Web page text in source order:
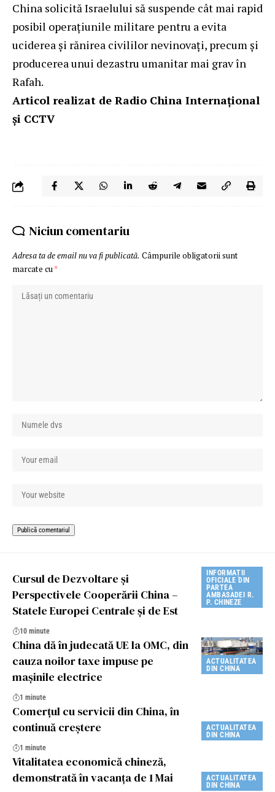
China solicită Israelului să suspende cât mai rapid
posibil operațiunile militare pentru a evita
uciderea și rănirea civililor nevinovați, precum și
producerea unui dezastru umanitar mai grav în
Rafah.
Articol realizat de Radio China Internațional
și CCTV
Niciun comentariu
Adresa ta de email nu va fi publicată. Câmpurile obligatorii sunt
marcate cu*
INFORMAȚII
OFICIALE DIN
PARTEA
AMBASADEI R.
P. CHINEZE
Cursul de Dezvoltare și
Perspectivele Cooperării China –
Statele Europei Centrale şi de Est
10 minute
ACTUALITATEA
DIN CHINA
China dă în judecată UE la OMC, din
cauza noilor taxe impuse pe
mașinile electrice
1 minute
ACTUALITATEA
DIN CHINA
Comerțul cu servicii din China, în
continuă creștere
1 minute
ACTUALITATEA
DIN CHINA
Vitalitatea economică chineză,
demonstrată în vacanța de 1 Mai